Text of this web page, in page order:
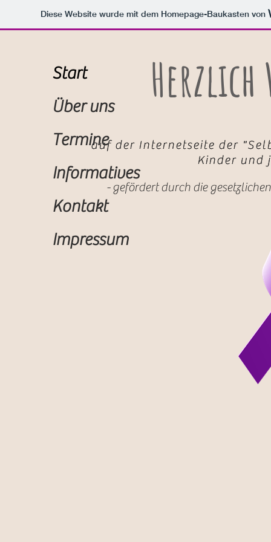
Diese Website wurde mit dem Homepage-Baukasten von
Start
Über uns
Termine
Informatives
Kontakt
Impressum
auf der Internetseite der
Kinder und
auf der Internetseite der
Kinder und
- gefördert durch die